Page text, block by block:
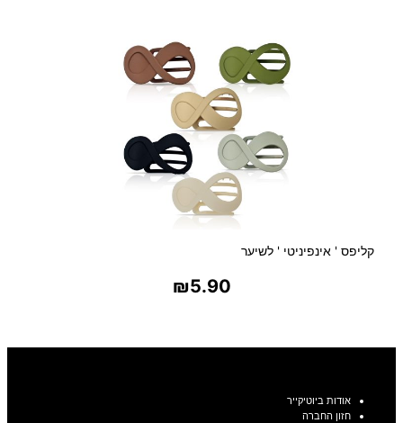
קליפס ' אינפיניטי ' לשיער
₪5.90
אודות ביוטיקייר
חזון החברה